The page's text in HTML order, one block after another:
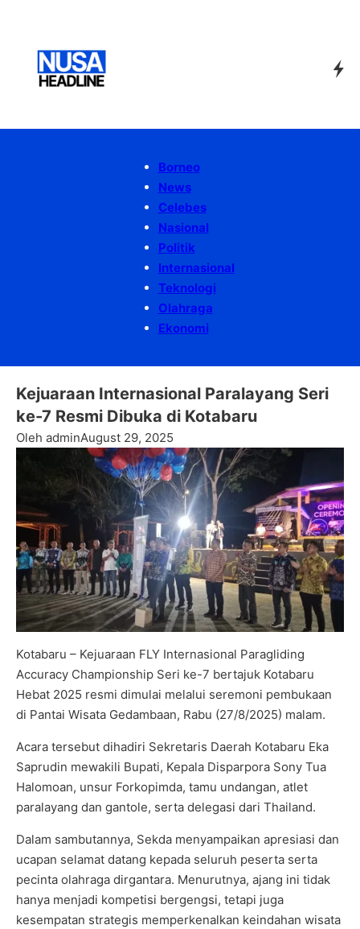
Borneo
News
Celebes
Nasional
Politik
Internasional
Teknologi
Olahraga
Ekonomi
Kejuaraan Internasional Paralayang Seri
ke-7 Resmi Dibuka di Kotabaru
Oleh adminAugust 29, 2025
Kotabaru – Kejuaraan FLY Internasional Paragliding
Accuracy Championship Seri ke-7 bertajuk Kotabaru
Hebat 2025 resmi dimulai melalui seremoni pembukaan
di Pantai Wisata Gedambaan, Rabu (27/8/2025) malam.
Acara tersebut dihadiri Sekretaris Daerah Kotabaru Eka
Saprudin mewakili Bupati, Kepala Disparpora Sony Tua
Halomoan, unsur Forkopimda, tamu undangan, atlet
paralayang dan gantole, serta delegasi dari Thailand.
Dalam sambutannya, Sekda menyampaikan apresiasi dan
ucapan selamat datang kepada seluruh peserta serta
pecinta olahraga dirgantara. Menurutnya, ajang ini tidak
hanya menjadi kompetisi bergengsi, tetapi juga
kesempatan strategis memperkenalkan keindahan wisata